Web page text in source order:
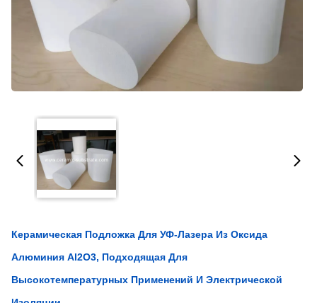
Керамическая Подложка Для УФ-Лазера Из Оксида
Алюминия Al2O3, Подходящая Для
Высокотемпературных Применений И Электрической